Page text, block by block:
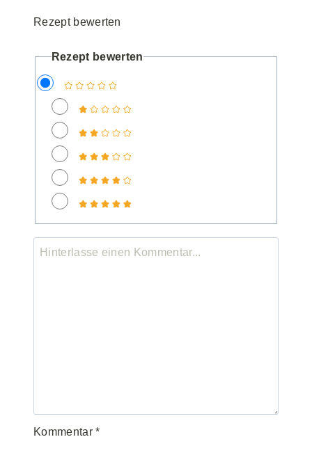
Rezept bewerten
Rezept bewerten
Kommentar*